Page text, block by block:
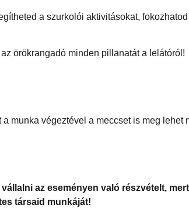
a szurkolói aktivitásokat,
örökrangadó minden pillanatát a lelátóról!
munka végeztével a meccset is meg lehet
az eseményen való részvételt,
társaid munkáját!